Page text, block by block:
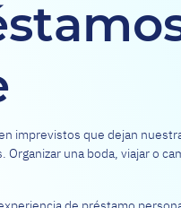
imprevistos que dejan
una boda, viajar o